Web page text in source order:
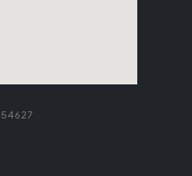
54627